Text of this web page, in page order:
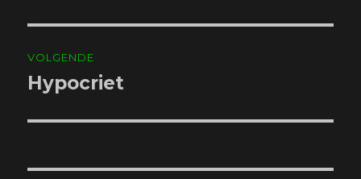
VOLGENDE
Volgend
Hypocriet